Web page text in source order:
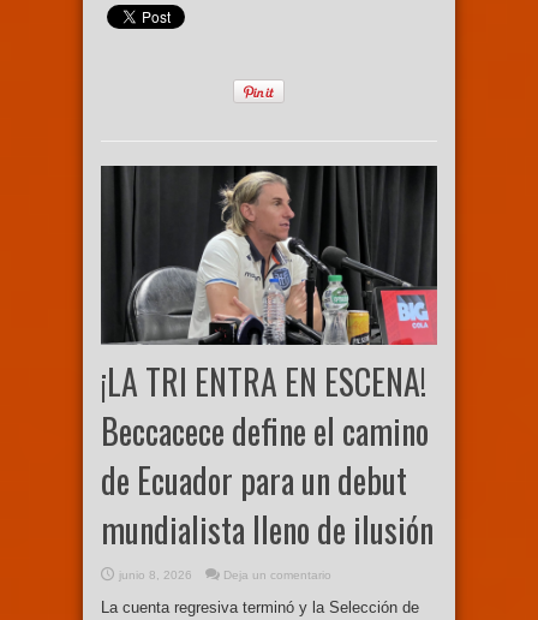
¡LA TRI ENTRA EN ESCENA!
Beccacece define el camino
de Ecuador para un debut
mundialista lleno de ilusión
junio 8, 2026 Deja un comentario
La cuenta regresiva terminó y la Selección de